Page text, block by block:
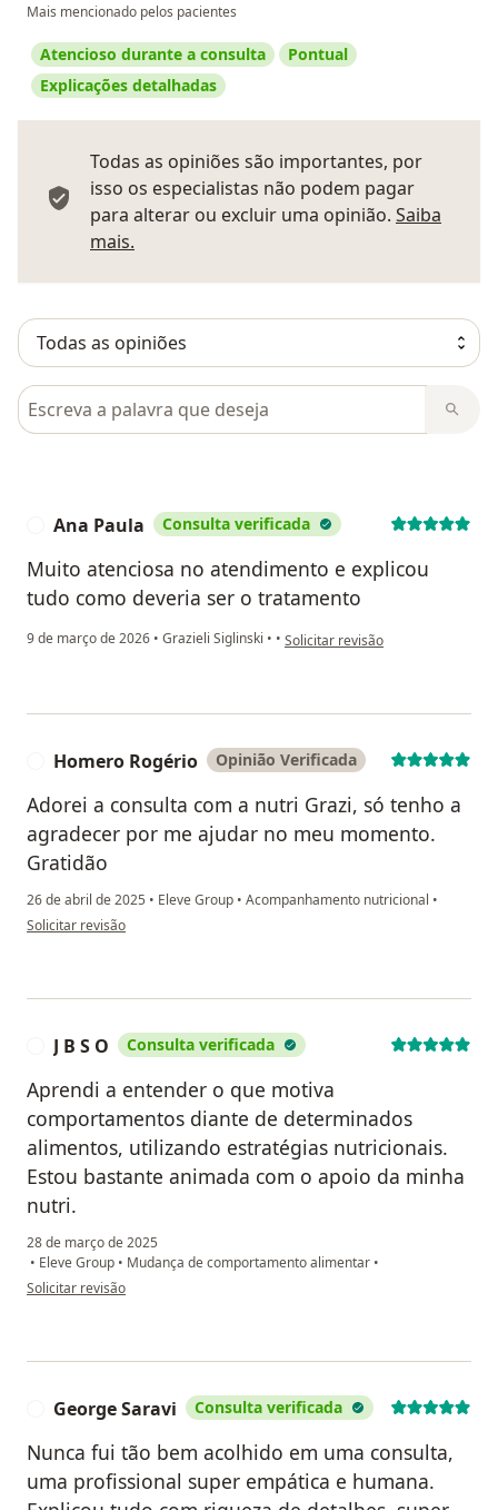
Mais mencionado pelos pacientes
Atencioso durante a consulta
Pontual
Explicações detalhadas
Todas as opiniões são importantes, por
isso os especialistas não podem pagar
para alterar ou excluir uma opinião. Saiba
mais.
Pesquisar em opiniões
Ana Paula Consulta verificada
Muito atenciosa no atendimento e explicou
tudo como deveria ser o tratamento
9 de março de 2026 • Grazieli Siglinski • • na opinião do utilizador Ana Paula
Solicitar revisão
Homero Rogério Opinião Verificada
Adorei a consulta com a nutri Grazi, só tenho a
agradecer por me ajudar no meu momento.
Gratidão
26 de abril de 2025 • Eleve Group • Acompanhamento nutricional •
na opinião do utilizador Homero Rogério
Solicitar revisão
J B S O Consulta verificada
Aprendi a entender o que motiva
comportamentos diante de determinados
alimentos, utilizando estratégias nutricionais.
Estou bastante animada com o apoio da minha
nutri.
28 de março de 2025
• Eleve Group • Mudança de comportamento alimentar •
na opinião do utilizador J B S O
Solicitar revisão
George Saravi Consulta verificada
Nunca fui tão bem acolhido em uma consulta,
uma profissional super empática e humana.